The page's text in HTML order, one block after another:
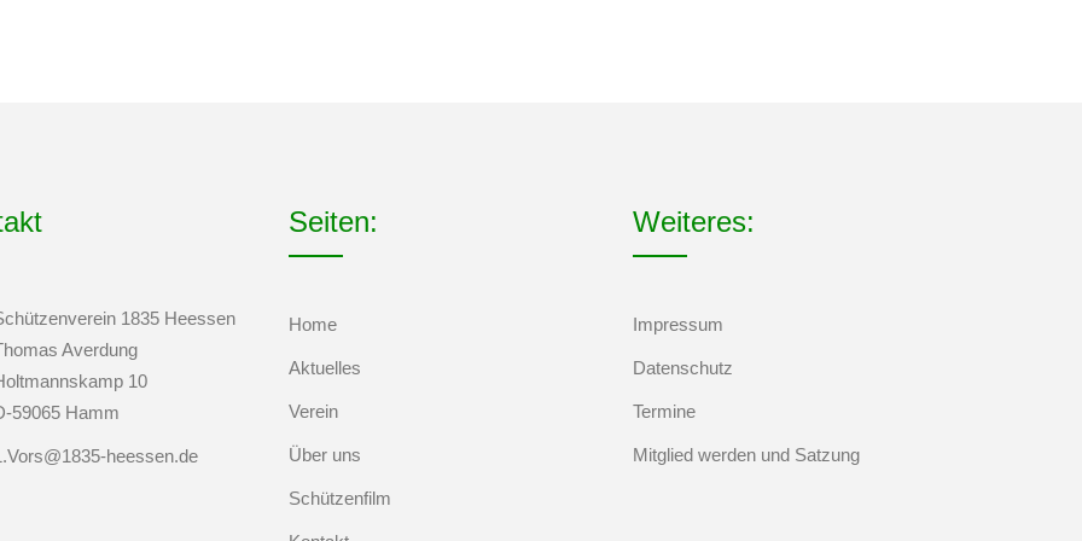
1835 Heessen
Averdung
10
59065 Hamm
heessen.de
Seiten:
Home
Aktuelles
Verein
Über uns
Schützenfilm
Weiteres:
Impressum
Datenschutz
Termine
Mitglied werden und Satzung